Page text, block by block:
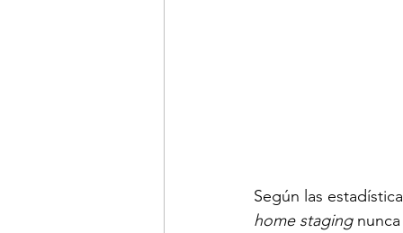
Según las
home staging